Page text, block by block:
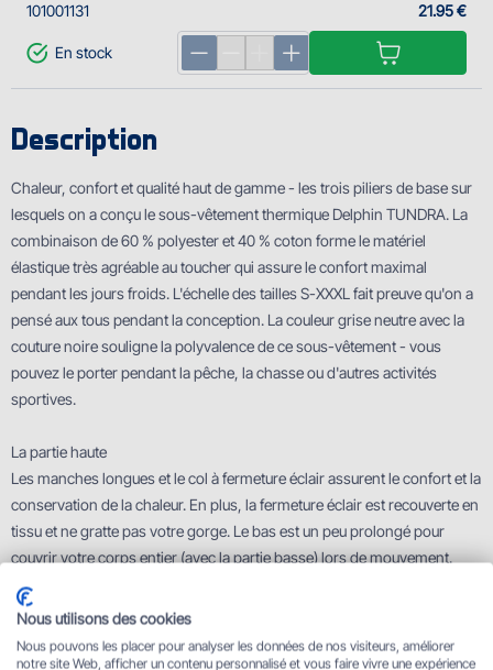
101001131 21.95 €
En stock
Description
Chaleur, confort et qualité haut de gamme - les trois piliers de base sur
lesquels on a conçu le sous-vêtement thermique Delphin TUNDRA. La
combinaison de 60 % polyester et 40 % coton forme le matériel
élastique très agréable au toucher qui assure le confort maximal
pendant les jours froids. L'échelle des tailles S-XXXL fait preuve qu'on a
pensé aux tous pendant la conception. La couleur grise neutre avec la
couture noire souligne la polyvalence de ce sous-vêtement - vous
pouvez le porter pendant la pêche, la chasse ou d'autres activités
sportives.
La partie haute
Les manches longues et le col à fermeture éclair assurent le confort et la
conservation de la chaleur. En plus, la fermeture éclair est recouverte en
tissu et ne gratte pas votre gorge. Le bas est un peu prolongé pour
couvrir votre corps entier (avec la partie basse) lors de mouvement.
La partie basse
La taille élastique avec le logo Delphin s'adapte parfaitement à chaque
type de figure. Pour le confort et la chaleur, la partie basse est rétrécie
Nous utilisons des cookies
Nous pouvons les placer pour analyser les données de nos visiteurs, améliorer
notre site Web, afficher un contenu personnalisé et vous faire vivre une expérience